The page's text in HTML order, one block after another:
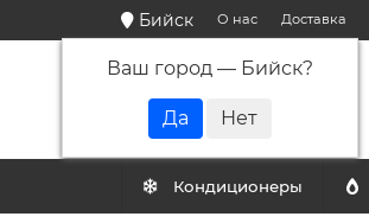
Бийск
Ваш город — Бийск?
О нас Доставка
Кондиционеры